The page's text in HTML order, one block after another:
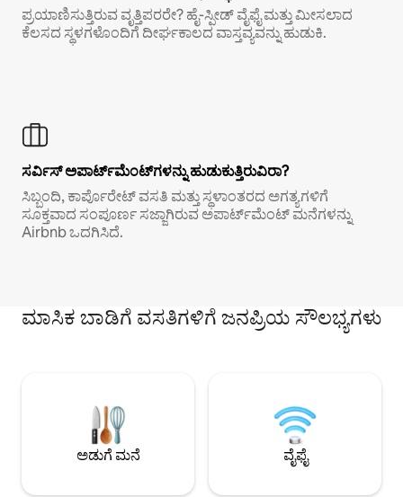
ಪ್ರಯಾಣಿಸುತ್ತಿರುವ ವೃತ್ತಿಪರರೇ? ಹೈ-ಸ್ಪೀಡ್ ವೈಫೈ ಮತ್ತು ಮೀಸಲಾದ
ಕೆಲಸದ ಸ್ಥಳಗಳೊಂದಿಗೆ ದೀರ್ಘಕಾಲದ ವಾಸ್ತವ್ಯವನ್ನು ಹುಡುಕಿ.
ಸರ್ವಿಸ್ ಅಪಾರ್ಟ್‌ಮೆಂಟ್‌ಗಳನ್ನು ಹುಡುಕುತ್ತಿರುವಿರಾ?
ಸಿಬ್ಬಂದಿ, ಕಾರ್ಪೊರೇಟ್ ವಸತಿ ಮತ್ತು ಸ್ಥಳಾಂತರದ ಅಗತ್ಯಗಳಿಗೆ
ಸೂಕ್ತವಾದ ಸಂಪೂರ್ಣ ಸಜ್ಜಾಗಿರುವ ಅಪಾರ್ಟ್‌ಮೆಂಟ್ ಮನೆಗಳನ್ನು
Airbnb ಒದಗಿಸಿದೆ.
ಮಾಸಿಕ ಬಾಡಿಗೆ ವಸತಿಗಳಿಗೆ ಜನಪ್ರಿಯ ಸೌಲಭ್ಯಗಳು
ಅಡುಗೆ ಮನೆ ವೈಫೈ